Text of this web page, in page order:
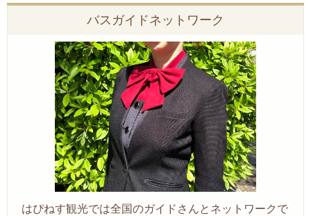
バスガイドネットワーク
はぴねす観光では全国のガイドさんとネットワークで